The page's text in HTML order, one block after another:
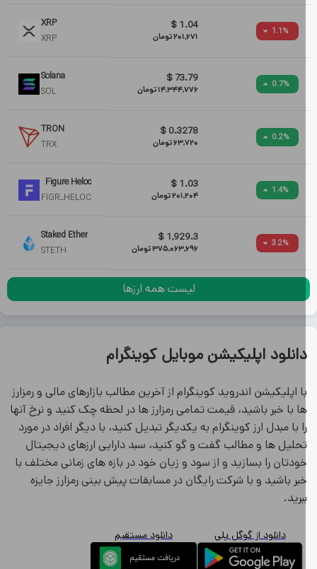
1.1
1.04
$
201,671تومان
XRP
XRP
0.7
73.79
$
14,344,776تومان
Solana
SOL
0.2
0.3278
$
63,720تومان
TRON
TRX
1.4
1.03
$
201,204تومان
Figure Heloc
FIGR_HELOC
3.2
1,929.3
$
375,063,696تومان
Staked Ether
STETH
لیست همه ارزها
اپلیکیشن موبایل کوینگرام
اپلیکیشن اندروید کوینگرام از آخرین مطالب بازارهای مالی و رمزارز
با خبر باشید، قیمت تمامی رمزارز ها در لحظه چک کنید و نرخ آنها
با مبدل ارز کوینگرام به یکدیگر تبدیل کنید، با دیگر افراد در مورد
ها و مطالب گفت و گو کنید، سبد دارایی ارزهای دیجیتال
را بسازید و از سود و زیان خود در بازه های زمانی مختلف با
باشید و با شرکت رایگان در مسابقات پیش بینی رمزارز جایزه
دانلود از گوگل پلی دانلود مستقیم